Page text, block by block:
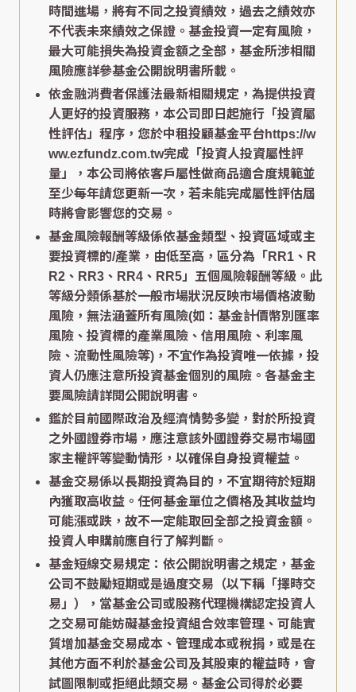
時間進場，將有不同之投資績效，過去之績效亦
不代表未來績效之保證。基金投資一定有風險，
最大可能損失為投資金額之全部，基金所涉相關
風險應詳參基金公開說明書所載。
依金融消費者保護法最新相關規定，為提供投資
人更好的投資服務，本公司即日起施行「投資屬
性評估」程序，您於中租投顧基金平台https://w
ww.ezfundz.com.tw完成「投資人投資屬性評
量」，本公司將依客戶屬性做商品適合度規範並
至少每年請您更新一次，若未能完成屬性評估屆
時將會影響您的交易。
基金風險報酬等級係依基金類型、投資區域或主
要投資標的/產業，由低至高，區分為「RR1、R
R2、RR3、RR4、RR5」五個風險報酬等級。此
等級分類係基於一般市場狀況反映市場價格波動
風險，無法涵蓋所有風險(如：基金計價幣別匯率
風險、投資標的產業風險、信用風險、利率風
險、流動性風險等)，不宜作為投資唯一依據，投
資人仍應注意所投資基金個別的風險。各基金主
要風險請詳閱公開說明書。
鑑於目前國際政治及經濟情勢多變，對於所投資
之外國證券市場，應注意該外國證券交易市場國
家主權評等變動情形，以確保自身投資權益。
基金交易係以長期投資為目的，不宜期待於短期
內獲取高收益。任何基金單位之價格及其收益均
可能漲或跌，故不一定能取回全部之投資金額。
投資人申購前應自行了解判斷。
基金短線交易規定：依公開說明書之規定，基金
公司不鼓勵短期或是過度交易（以下稱「擇時交
易」），當基金公司或股務代理機構認定投資人
之交易可能妨礙基金投資組合效率管理、可能實
質增加基金交易成本、管理成本或稅捐，或是在
其他方面不利於基金公司及其股東的權益時，會
試圖限制或拒絕此類交易。基金公司得於必要